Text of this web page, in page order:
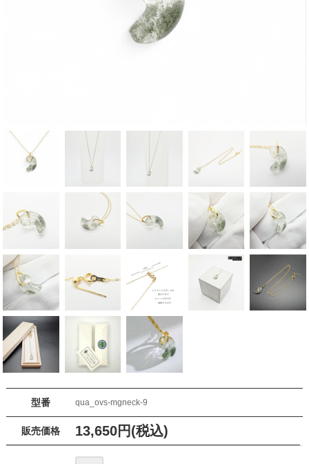
型番 qua_ovs-mgneck-9
販売価格 13,650円(税込)